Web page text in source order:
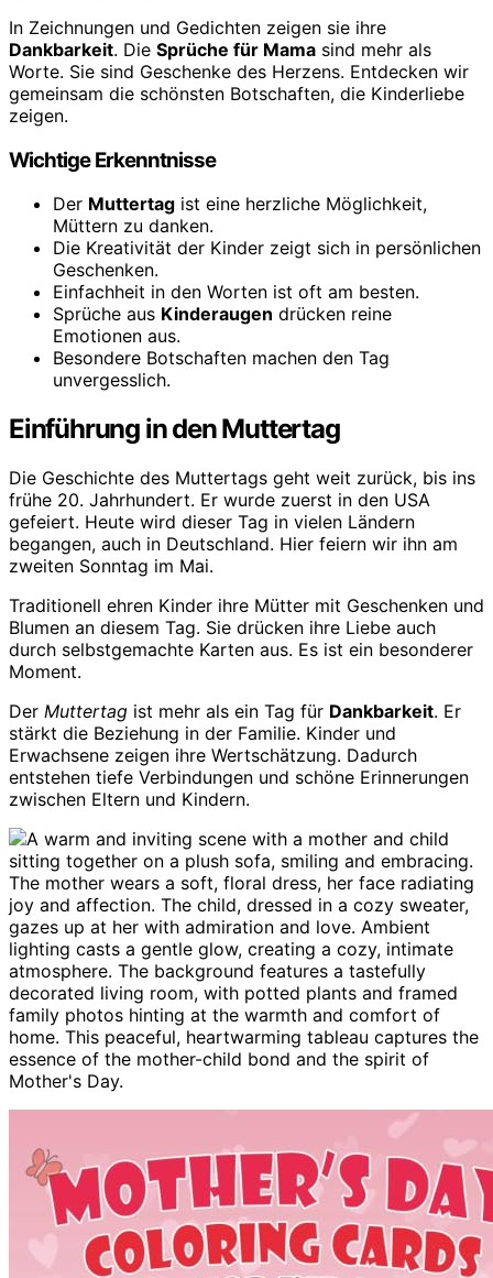
In Zeichnungen und Gedichten zeigen sie ihre
Dankbarkeit. Die Sprüche für Mama sind mehr als
Worte. Sie sind Geschenke des Herzens. Entdecken wir
gemeinsam die schönsten Botschaften, die Kinderliebe
zeigen.
Wichtige Erkenntnisse
Der Muttertag ist eine herzliche Möglichkeit,
Müttern zu danken.
Die Kreativität der Kinder zeigt sich in persönlichen
Geschenken.
Einfachheit in den Worten ist oft am besten.
Sprüche aus Kinderaugen drücken reine
Emotionen aus.
Besondere Botschaften machen den Tag
unvergesslich.
Einführung in den Muttertag
Die Geschichte des Muttertags geht weit zurück, bis ins
frühe 20. Jahrhundert. Er wurde zuerst in den USA
gefeiert. Heute wird dieser Tag in vielen Ländern
begangen, auch in Deutschland. Hier feiern wir ihn am
zweiten Sonntag im Mai.
Traditionell ehren Kinder ihre Mütter mit Geschenken und
Blumen an diesem Tag. Sie drücken ihre Liebe auch
durch selbstgemachte Karten aus. Es ist ein besonderer
Moment.
Der Muttertag ist mehr als ein Tag für Dankbarkeit. Er
stärkt die Beziehung in der Familie. Kinder und
Erwachsene zeigen ihre Wertschätzung. Dadurch
entstehen tiefe Verbindungen und schöne Erinnerungen
zwischen Eltern und Kindern.